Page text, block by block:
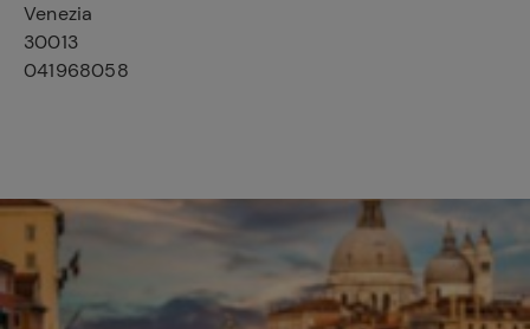
Venezia
30013
041968058